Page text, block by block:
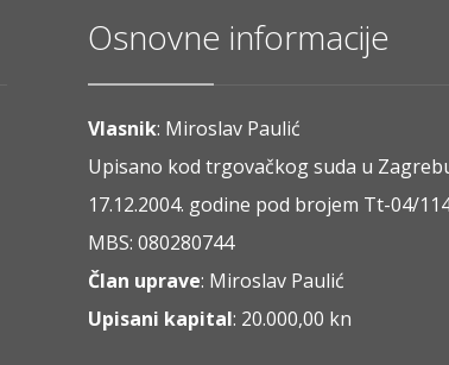
Osnovne informacije
Vlasnik: Miroslav Paulić
Upisano kod trgovačkog suda u
17.12.2004. godine pod brojem Tt-04/
MBS: 080280744
Član uprave: Miroslav Paulić
Upisani kapital: 20.000,00 kn